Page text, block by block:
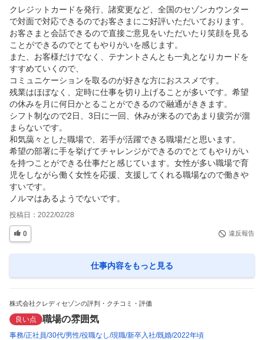
クレジットカードを発行、諸変更など、全国のセゾンカウンター
で対面で対応できるのでお客さまにご好評いただいております。
お客さまと会話できるので直接ご意見をいただいたり笑顔を見る
ことができるのでとてもやりがいを感じます。
また、お客様だけでなく、テナントさんとも一丸となりカードを
すすめていくので、
コミュニケーションを取るのが好きな方におススメです。
残業はほぼなく、定時に仕事を切り上げることが多いです。希望
の休みを月に何日かとることができるので融通がききます。
シフト制なので2日、3日に一回、休みが来るのであまり疲労が溜
まらないです。
和気藹々とした職場で、若手が活躍できる職場だと思います。
希望の部署に手を挙げてチャレンジができるのでとてもやりがい
を持つことができる仕事だと感じています。女性が多い職場で育
児をしながら働く女性を応援、支援してくれる職場なので働きや
すいです。
ノルマはあるようでないです。
投稿日： 2022/02/28
0 違反報告
仕事内容をもっと見る
株式会社クレディセゾンの評判・クチコミ・評価
良い点 職場の雰囲気
事務 正社員 30代 男性 役職なし 現職 新卒入社 既婚 2022年頃